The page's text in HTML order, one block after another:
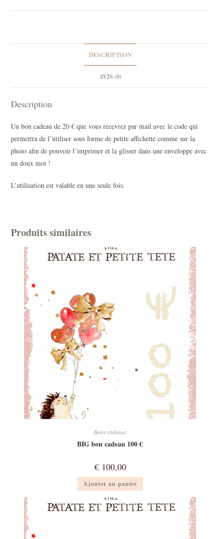
DESCRIPTION
AVIS (0)
Description
Un bon cadeau de 20 € que vous recevrez par mail avec le code qui
permettra de l’utiliser sous forme de petite affichette comme sur la
photo afin de pouvoir l’imprimer et la glisser dans une enveloppe avec
un doux mot !
L’utilisation est valable en une seule fois.
Produits similaires
Bons cadeaux
BIG bon cadeau 100 €
€100,00
Ajouter au panier